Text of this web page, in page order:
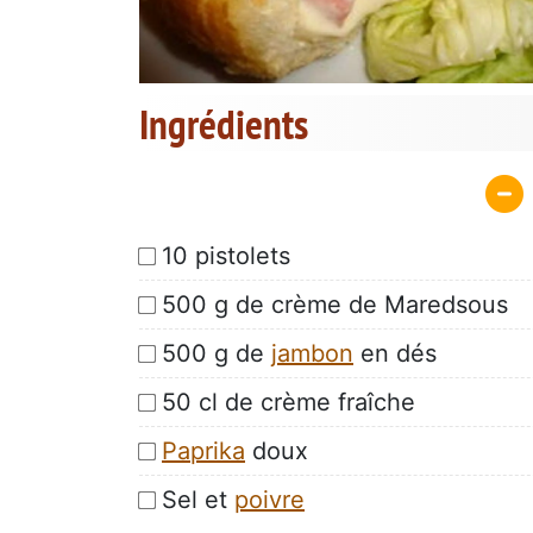
Ingrédients
10 pistolets
500 g de crème de Maredsous
500 g de jambon en dés
50 cl de crème fraîche
Paprika doux
Sel et poivre